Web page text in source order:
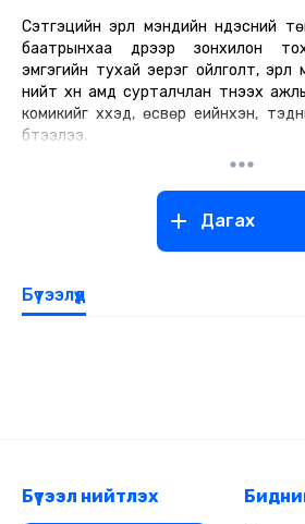
Сэтгэцийн эрүүл мэндийн үндэсний
баатрынхаа дүрээр зонхилон
эмгэгийн тухай эерэг ойлголт,
нийт хүн амд сурталчлан түнээх
комикийг хүүхэд, өсвөр үеийнхэн,
бүтээлээ.
Дагах
Бүтээлүүд
Бүтээл нийтлэх